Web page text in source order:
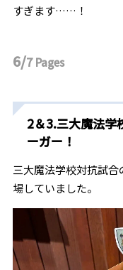
すぎます……！
6/7Pages
2＆3.三大魔法学
ーガー！
三大魔法学校対抗試
場していました。